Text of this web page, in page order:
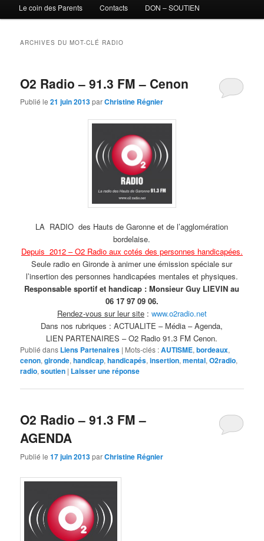
Le coin des Parents Contacts DON – SOUTIEN
ARCHIVES DU MOT-CLÉ RADIO
O2 Radio – 91.3 FM – Cenon
Publié le21 juin 2013parChristine Régnier
LA RADIO des Hauts de Garonne et de l’agglomération
bordelaise.
Depuis 2012 – O2 Radio aux cotés des personnes handicapées.
Seule radio en Gironde à animer une émission spéciale sur
l’insertion des personnes handicapées mentales et physiques.
Responsable sportif et handicap :Monsieur Guy LIEVIN au
06 17 97 09 06.
Rendez-vous sur leur site : www.o2radio.net
Dans nos rubriques : ACTUALITE – Média – Agenda,
LIEN PARTENAIRES – O2 Radio 91.3 FM Cenon.
Publié dans Liens Partenaires | Mots-clés :AUTISME,bordeaux,
cenon,gironde,handicap,handicapés,insertion,mental,O2radio,
radio,soutien | Laisser une réponse
O2 Radio – 91.3 FM –
AGENDA
Publié le17 juin 2013parChristine Régnier